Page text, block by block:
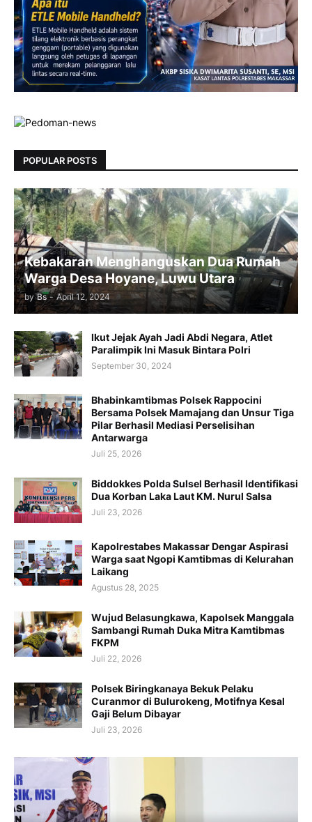
POPULAR POSTS
Kebakaran Menghanguskan Dua Rumah
Warga Desa Hoyane, Luwu Utara
by Bs - April 12, 2024
Ikut Jejak Ayah Jadi Abdi Negara, Atlet
Paralimpik Ini Masuk Bintara Polri
September 30, 2024
Bhabinkamtibmas Polsek Rappocini
Bersama Polsek Mamajang dan Unsur Tiga
Pilar Berhasil Mediasi Perselisihan
Antarwarga
Juli 25, 2026
Biddokkes Polda Sulsel Berhasil Identifikasi
Dua Korban Laka Laut KM. Nurul Salsa
Juli 23, 2026
Kapolrestabes Makassar Dengar Aspirasi
Warga saat Ngopi Kamtibmas di Kelurahan
Laikang
Agustus 28, 2025
Wujud Belasungkawa, Kapolsek Manggala
Sambangi Rumah Duka Mitra Kamtibmas
FKPM
Juli 22, 2026
Polsek Biringkanaya Bekuk Pelaku
Curanmor di Bulurokeng, Motifnya Kesal
Gaji Belum Dibayar
Juli 23, 2026